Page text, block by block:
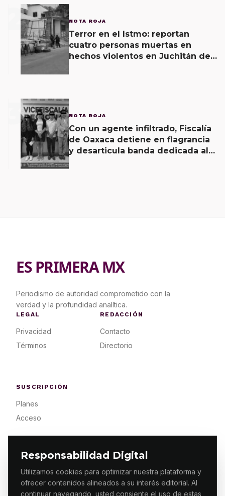
Responsabilidad Digital
Utilizamos cookies para optimizar nuestra plataforma y
ofrecer contenidos alineados a su interés editorial. Al
continuar navegando, usted consiente el uso de estas
2 NOTA ROJA
Terror en el Istmo: reportan
cuatro personas muertas en
hechos violentos en Juchitán de
3 NOTA ROJA
Con un agente infiltrado, Fiscalía
de Oaxaca detiene en flagrancia
y desarticula banda dedicada al
ES PRIMERA MX
Periodismo de autoridad comprometido con la
verdad y la profundidad analítica.
LEGAL
Privacidad
Términos
REDACCIÓN
Contacto
Directorio
SUSCRIPCIÓN
Planes
Acceso
© 2026 ES PRIMERA MX. ALGUNOS DERECHOS
RESERVADOS / DESIGNMAKING.MX